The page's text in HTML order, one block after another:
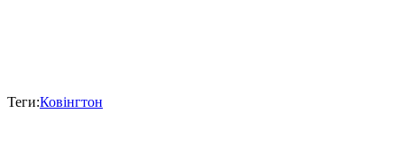
Теги:Ковінгтон